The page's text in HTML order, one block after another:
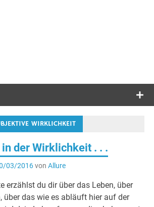
WIRKLICHKEIT
der Wirklichkeit . . .
03/2016von Allure
erzählst du dir über das Leben, über
über das wie es abläuft hier auf der